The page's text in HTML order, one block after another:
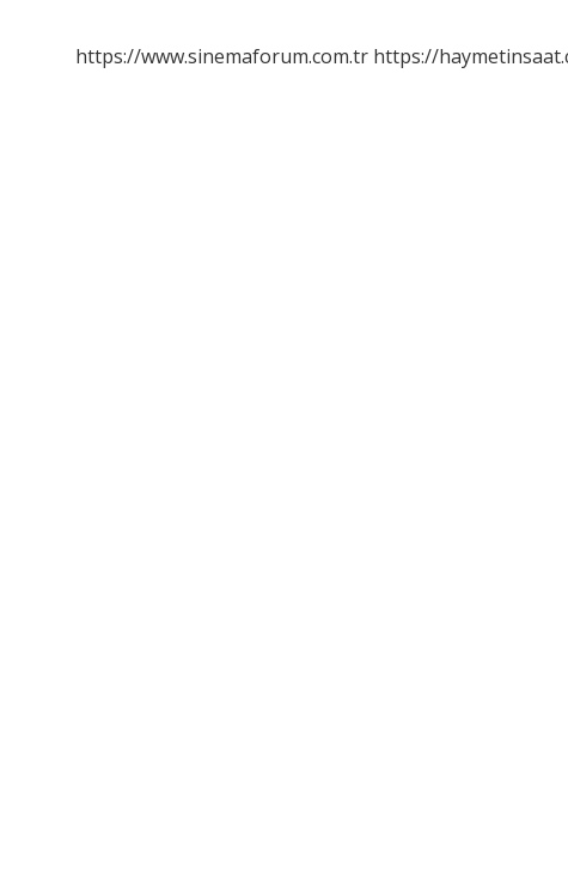
https://www.sinemaforum.com.tr https://